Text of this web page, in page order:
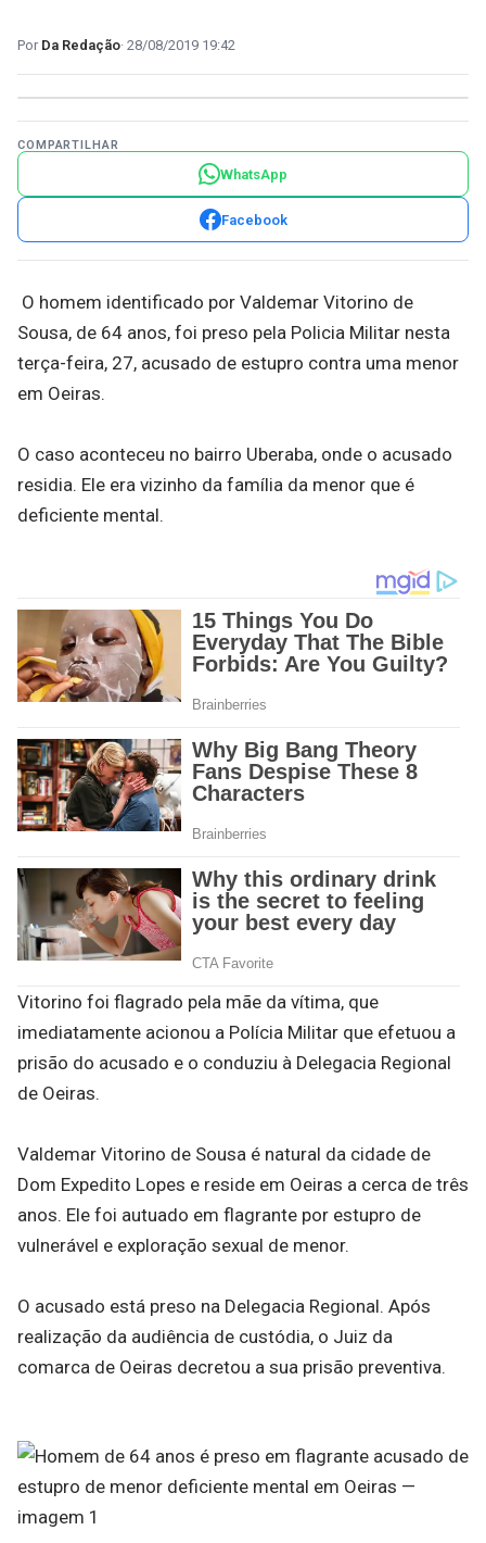
Da Redação 28/08/2019 19:42
COMPARTILHAR
WhatsApp
Facebook
O homem identificado por Valdemar Vitorino de
Sousa, de 64 anos, foi preso pela Policia Militar nesta
terça-feira, 27, acusado de estupro contra uma menor
em Oeiras.
O caso aconteceu no bairro Uberaba, onde o acusado
residia. Ele era vizinho da família da menor que é
deficiente mental.
Vitorino foi flagrado pela mãe da vítima, que
imediatamente acionou a Polícia Militar que efetuou a
prisão do acusado e o conduziu à Delegacia Regional
de Oeiras.
Valdemar Vitorino de Sousa é natural da cidade de
Dom Expedito Lopes e reside em Oeiras a cerca de três
anos. Ele foi autuado em flagrante por estupro de
vulnerável e exploração sexual de menor.
O acusado está preso na Delegacia Regional. Após
realização da audiência de custódia, o Juiz da
comarca de Oeiras decretou a sua prisão preventiva.